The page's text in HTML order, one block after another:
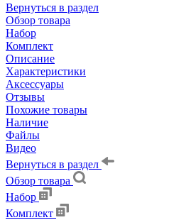
Вернуться в раздел
Обзор товара
Набор
Комплект
Описание
Характеристики
Аксессуары
Отзывы
Похожие товары
Наличие
Файлы
Видео
Вернуться в раздел
Обзор товара
Набор
Комплект